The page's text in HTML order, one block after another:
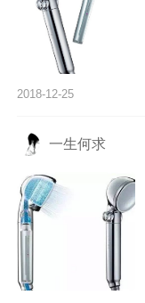
2018-12-25
一生何求